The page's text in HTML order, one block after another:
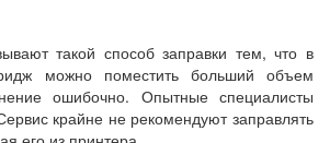
такой способ заправки тем, что в
можно поместить больший объем
ошибочно. Опытные специалисты
крайне не рекомендуют заправлять